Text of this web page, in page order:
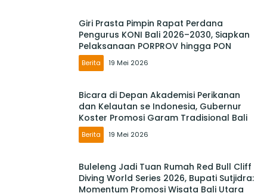
Giri Prasta Pimpin Rapat Perdana
Pengurus KONI Bali 2026–2030, Siapkan
Pelaksanaan PORPROV hingga PON
Berita 19 Mei 2026
Bicara di Depan Akademisi Perikanan
dan Kelautan se Indonesia, Gubernur
Koster Promosi Garam Tradisional Bali
Berita 19 Mei 2026
Buleleng Jadi Tuan Rumah Red Bull Cliff
Diving World Series 2026, Bupati Sutjidra:
Momentum Promosi Wisata Bali Utara